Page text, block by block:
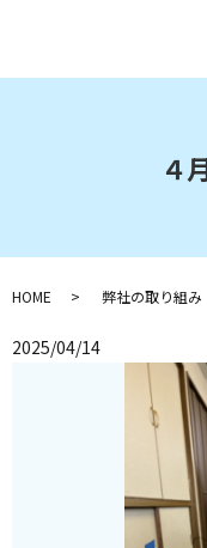
４
HOME 弊社の取り組み
2025/04/14